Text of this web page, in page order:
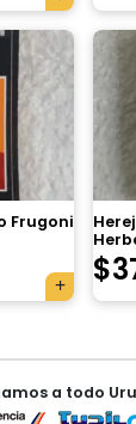
Frugoni
$
a todo
carrito está
un producto y